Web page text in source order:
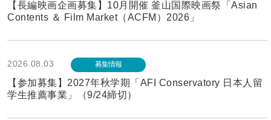
【長編映画企画募集】10月開催 釜山国際映画祭「Asian
Contents ＆ Film Market（ACFM）2026」
2026.08.03 募集情報
【参加募集】2027年秋学期「AFI Conservatory 日本人留
学生推薦事業」（9/24締切）